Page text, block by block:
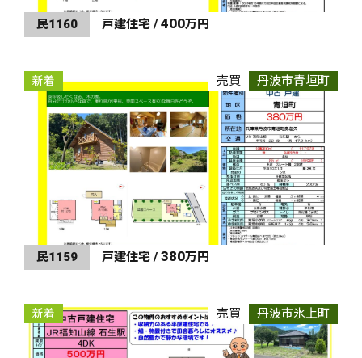
民1160 戸建住宅 / 400万円
新着 売買 丹波市青垣町
民1159 戸建住宅 / 380万円
新着 売買 丹波市氷上町